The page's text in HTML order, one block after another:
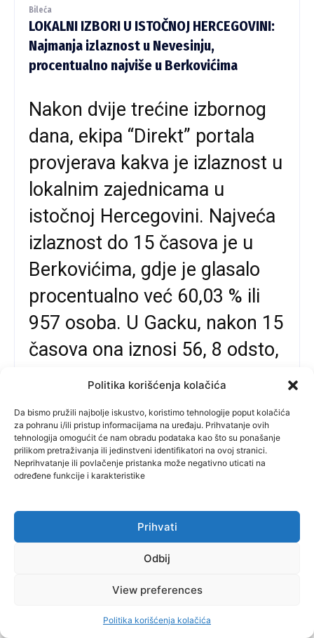
Politika korišćenja kolačića
Da bismo pružili najbolje iskustvo, koristimo tehnologije poput kolačića
za pohranu i/ili pristup informacijama na uređaju. Prihvatanje ovih
tehnologija omogućit će nam obradu podataka kao što su ponašanje
prilikom pretraživanja ili jedinstveni identifikatori na ovoj stranici.
Neprihvatanje ili povlačenje pristanka može negativno uticati na
određene funkcije i karakteristike
Prihvati
Odbij
View preferences
Politika korišćenja kolačića
Bileća
LOKALNI IZBORI U ISTOČNOJ HERCEGOVINI:
Najmanja izlaznost u Nevesinju,
procentualno najviše u Berkovićima
Nakon dvije trećine izbornog
dana, ekipa “Direkt” portala
provjerava kakva je izlaznost u
lokalnim zajednicama u
istočnoj Hercegovini. Najveća
izlaznost do 15 časova je u
Berkovićima, gdje je glasalo
procentualno već 60,03 % ili
957 osoba. U Gacku, nakon 15
časova ona iznosi 56, 8 odsto,
dok je najslabija u Nevesinju i
iznosi 45,05 odsto.
direkt-portal.com - October 6, 2024
OGLASIO SE I MUP SRPSKE: Glasač u Gorici